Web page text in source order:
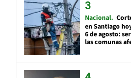
Nacional
en Santiago
6 de agosto:
las comunas